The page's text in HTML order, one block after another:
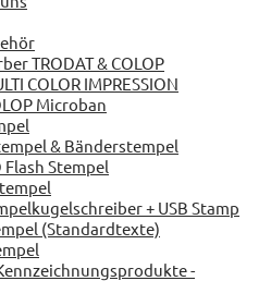
TRODAT & COLOP
COLOR IMPRESSION
Microban
& Bänderstempel
Flash Stempel
+ USB Stamp
(Standardtexte)
-